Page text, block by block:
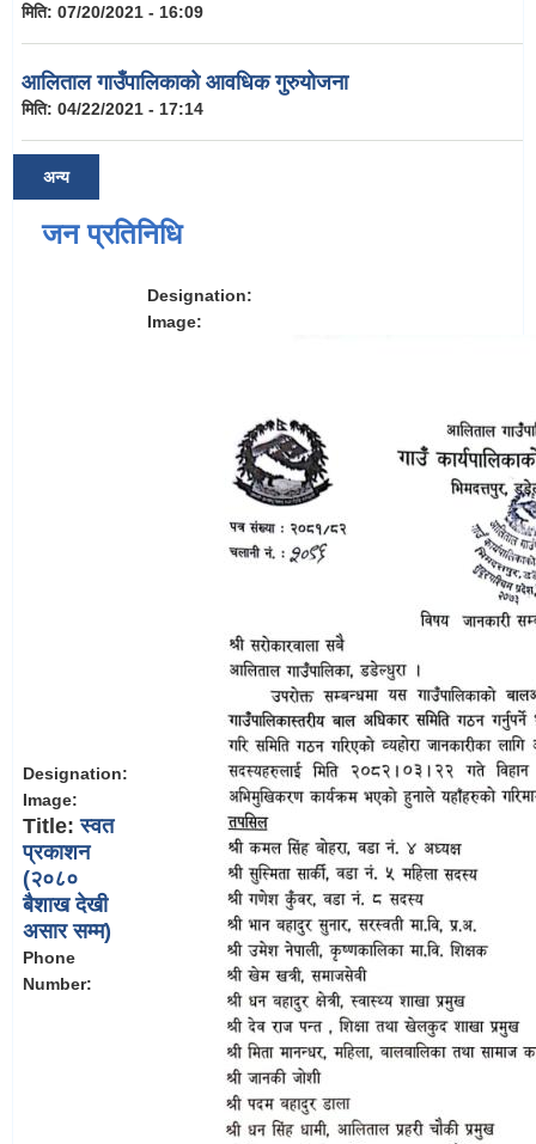
मिति: 07/20/2021 - 16:09
आलिताल गाउँपालिकाको आवधिक गुरुयोजना
मिति: 04/22/2021 - 17:14
अन्य
जन प्रतिनिधि
Designation:
Image:
Title:स्वत
प्रकाशन
(२०८०
बैशाख देखी
असार सम्म)
Phone
Number:
Designation:
Image: